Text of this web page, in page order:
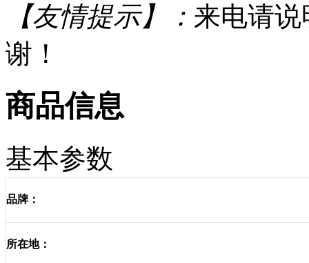
【友情提示】： 来电请
谢！
商品信息
基本参数
品牌：
所在地：